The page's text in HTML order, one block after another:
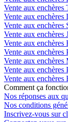
Vente aux
Vente aux enchères
Vente aux enchères
Vente aux enchères
Vente aux enchères
Vente aux
Vente aux enchères
Vente aux enchères
Vente aux enchères
Comment ça
Nos réponses aux
Nos conditions
Inscrivez-vous sur